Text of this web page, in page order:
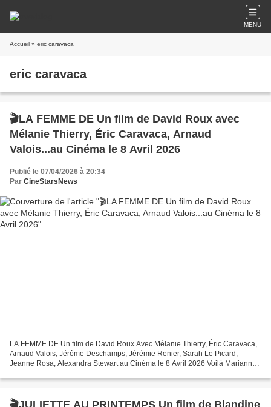
MENU
Accueil » eric caravaca
eric caravaca
🎬LA FEMME DE Un film de David Roux avec
Mélanie Thierry, Éric Caravaca, Arnaud
Valois...au Cinéma le 8 Avril 2026
Publié le 07/04/2026 à 20:34
Par CineStarsNews
LA FEMME DE Un film de David Roux Avec Mélanie Thierry, Éric Caravaca,
Arnaud Valois, Jérôme Deschamps, Jérémie Renier, Sarah Le Picard,
Jeanne Rosa, Alexandra Stewart au Cinéma le 8 Avril 2026 Voilà Marianne
🎬JULIETTE AU PRINTEMPS Un film de Blandine